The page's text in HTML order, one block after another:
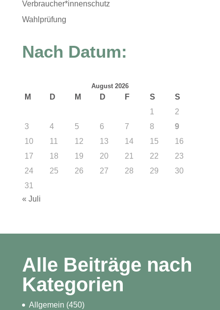
Verbraucher*innenschutz
Wahlprüfung
Nach Datum:
August 2026
M D M D F S
S
1
2
3
4 5 6 7 8
9
10
11 12 13 14 15
16
17
18 19 20 21 22
23
24
25 26 27 28 29
30
31
« Juli
Alle Beiträge nach
Kategorien
Allgemein (450)